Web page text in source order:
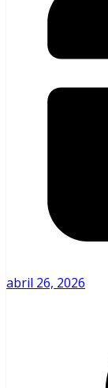
abril 26, 2026